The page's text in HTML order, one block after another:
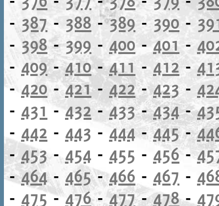
- 387 - 388 -389- 390 -
- 398-399 - 400-401 -
- 409-410-411 - 412 -
- 420 -421-422-423-
- 431 -432 -433-434-
- 442 - 443 - 444-445-
- 453- 454 - 455 - 456-
-464- 465-466 - 467 -
- 475-476-477-478-